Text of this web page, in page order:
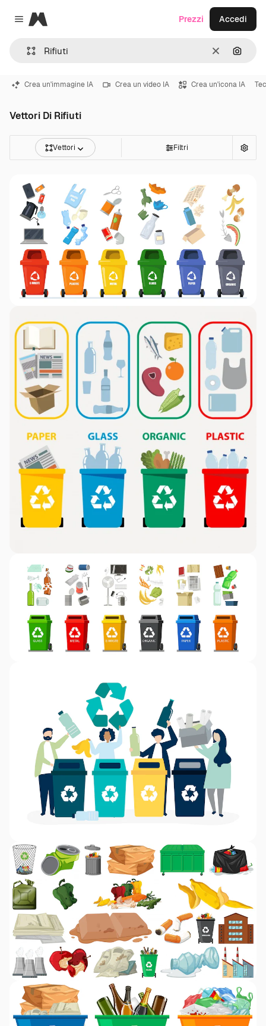
Close menu
Magnific
CancellaCerca
Prezzi Accedi
Crea un'immagine IA Crea un video IA Crea un'icona IA
Vettori Di Rifiuti
Vettori Filtri